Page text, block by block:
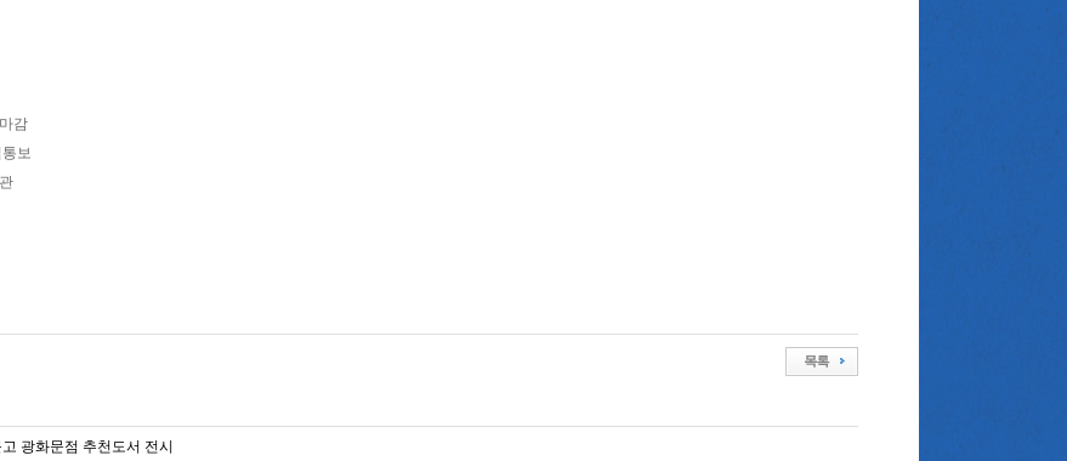
감
보
광화문점 추천도서 전시